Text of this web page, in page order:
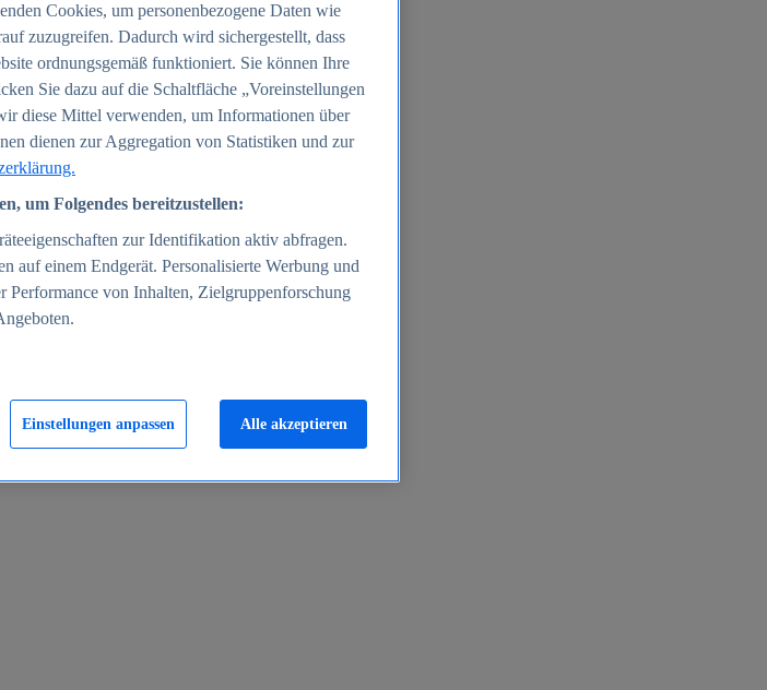
Cookies, um personenbezogene Daten wie
zuzugreifen. Dadurch wird sichergestellt, dass
ordnungsgemäß funktioniert. Sie können Ihre
Sie dazu auf die Schaltfläche „Voreinstellungen
diese Mittel verwenden, um Informationen über
dienen zur Aggregation von Statistiken und zur
um Folgendes bereitzustellen:
zur Identifikation aktiv abfragen.
auf einem Endgerät. Personalisierte Werbung und
Performance von Inhalten, Zielgruppenforschung
Einstellungen anpassen Alle akzeptieren